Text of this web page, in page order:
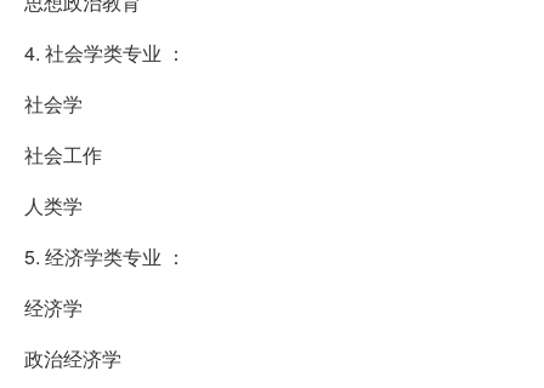
4. 社会学类专业 ：
社会学
社会工作
人类学
5. 经济学类专业 ：
经济学
政治经济学